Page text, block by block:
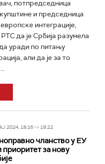
потпредседница
и председница
интеграције,
РТС да је Србија разумела
уради по питању
али да је за то
2024, 18:16 -> 18:22
чланство у ЕУ
приоритет за нову